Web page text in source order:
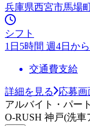
兵庫県西宮市馬場
シフト
1日5時間 週4日か
交通費支給
詳細を見る
応募画
アルバイト・パート
O-RUSH 神戸(洗車